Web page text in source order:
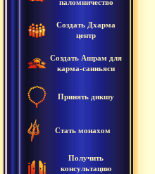
паломничество
Создать Дхарма
центр
Создать Ашрам для
карма-санньяси
Принять дикшу
Стать монахом
Получить
консультацию